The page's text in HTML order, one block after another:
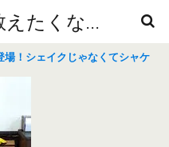
思わず誰かに教えたくなるニュースや雑学
！シェイクじゃなくてシャケ